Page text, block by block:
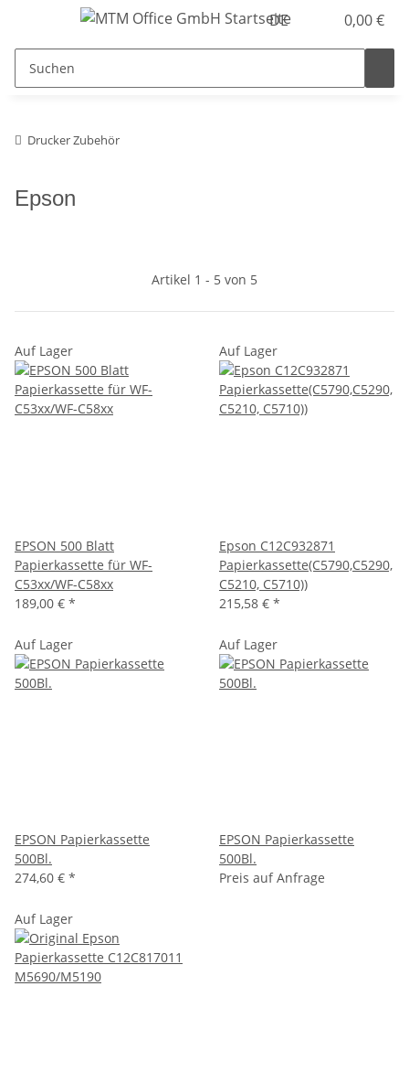
DE 0,00 €
Drucker Zubehör
Epson
Artikel 1 - 5 von 5
Auf Lager
EPSON 500 Blatt
Papierkassette für WF-
C53xx/WF-C58xx
189,00 € *
Auf Lager
Epson C12C932871
Papierkassette(C5790,C5290,
C5210, C5710))
215,58 € *
Auf Lager
EPSON Papierkassette
500Bl.
274,60 € *
Auf Lager
EPSON Papierkassette
500Bl.
Preis auf Anfrage
Auf Lager